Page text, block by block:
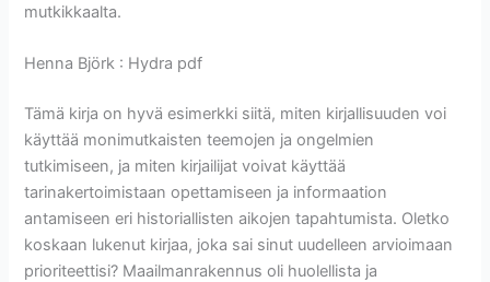
mutkikkaalta.
Henna Björk : Hydra pdf
Tämä kirja on hyvä esimerkki siitä, miten kirjallisuuden voi
käyttää monimutkaisten teemojen ja ongelmien
tutkimiseen, ja miten kirjailijat voivat käyttää
tarinakertoimistaan opettamiseen ja informaation
antamiseen eri historiallisten aikojen tapahtumista. Oletko
koskaan lukenut kirjaa, joka sai sinut uudelleen arvioimaan
prioriteettisi? Maailmanrakennus oli huolellista ja